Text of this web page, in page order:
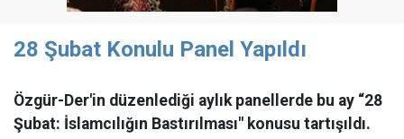
28 Şubat Konulu Panel Yapıldı
Özgür-Der'in düzenlediği aylık panellerde bu ay “28
Şubat: İslamcılığın Bastırılması" konusu tartışıldı.